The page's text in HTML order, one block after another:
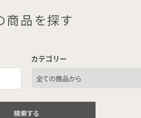
商品を探す
カテゴリー
検索する